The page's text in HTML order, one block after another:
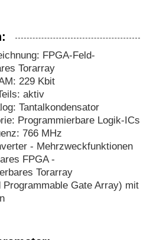
FPGA-Feld-
Torarray
229 Kbit
aktiv
Tantalkondensator
Programmierbare Logik-ICs
766 MHz
- Mehrzweckfunktionen
FPGA -
Torarray
Programmable Gate Array) mit